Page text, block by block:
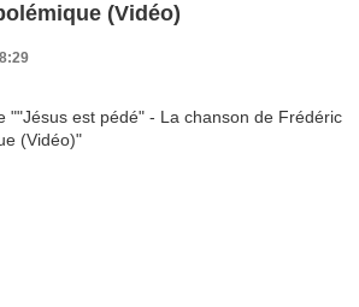
(Vidéo)